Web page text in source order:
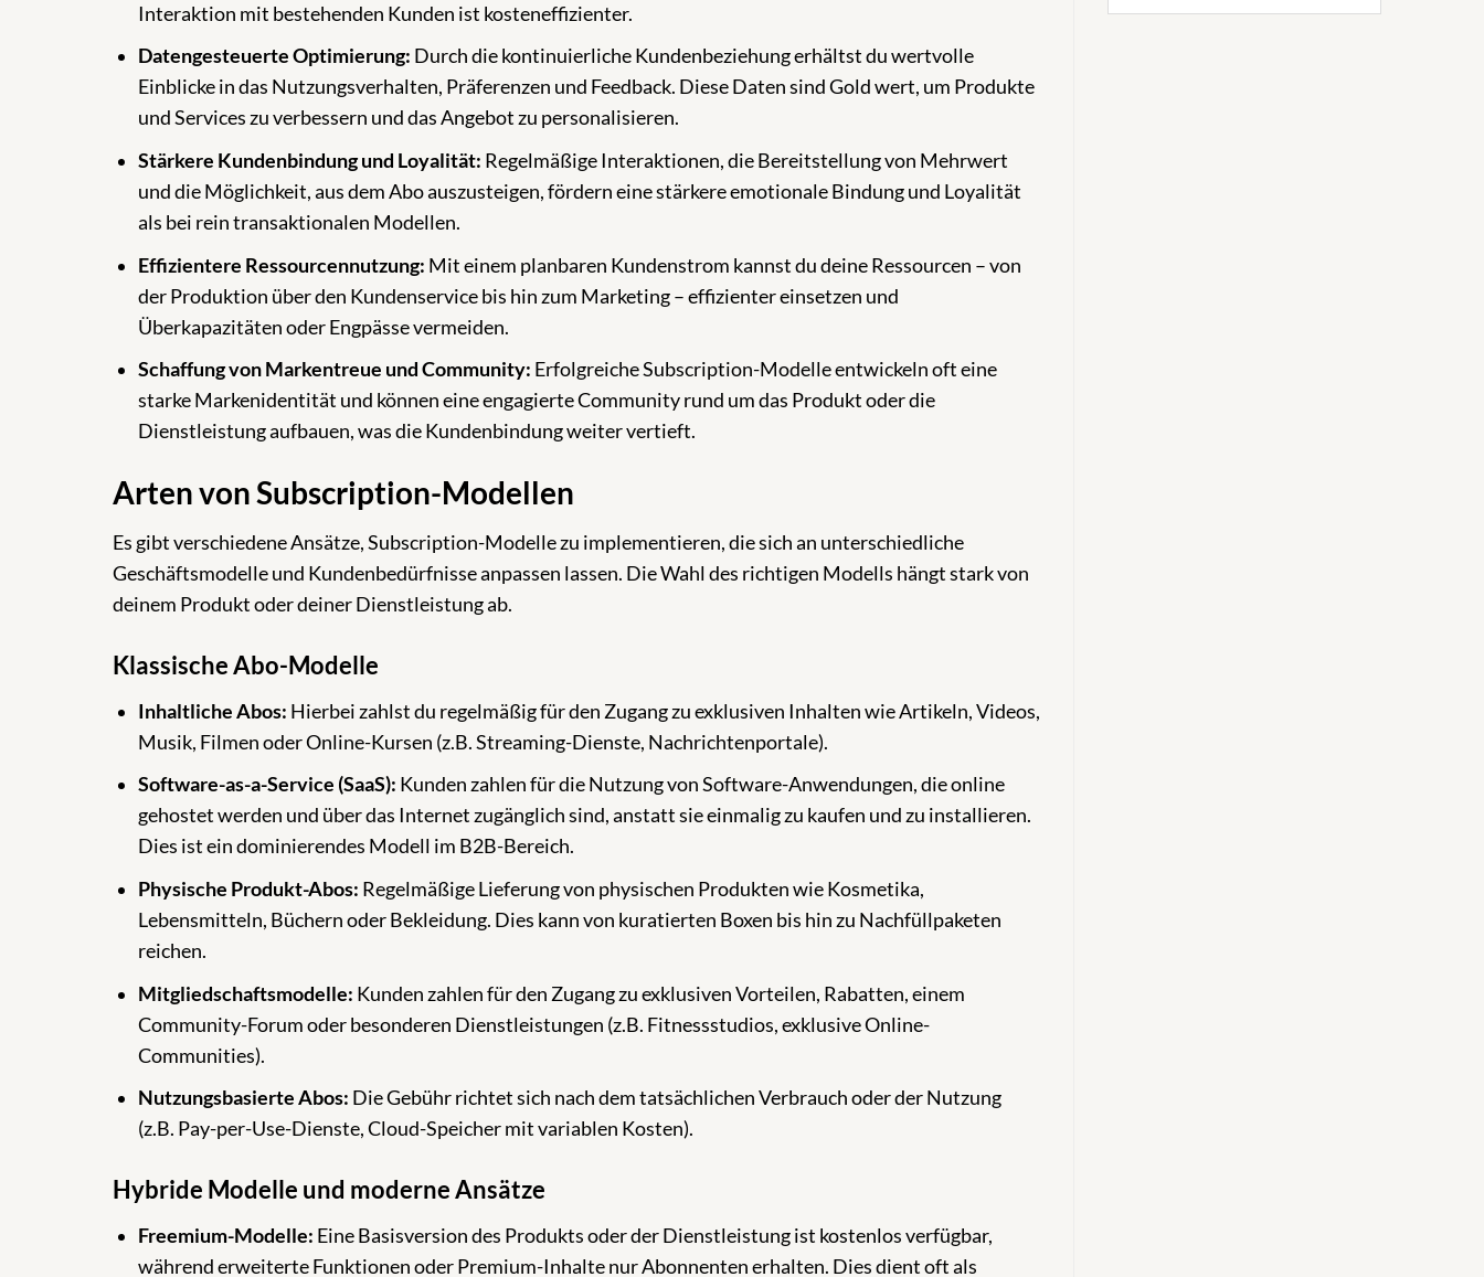
Interaktion mit bestehenden Kunden ist kosteneffizienter.
Datengesteuerte Optimierung: Durch die kontinuierliche Kundenbeziehung erhältst du wertvolle
Einblicke in das Nutzungsverhalten, Präferenzen und Feedback. Diese Daten sind Gold wert, um Produkte
und Services zu verbessern und das Angebot zu personalisieren.
Stärkere Kundenbindung und Loyalität: Regelmäßige Interaktionen, die Bereitstellung von Mehrwert
und die Möglichkeit, aus dem Abo auszusteigen, fördern eine stärkere emotionale Bindung und Loyalität
als bei rein transaktionalen Modellen.
Effizientere Ressourcennutzung: Mit einem planbaren Kundenstrom kannst du deine Ressourcen – von
der Produktion über den Kundenservice bis hin zum Marketing – effizienter einsetzen und
Überkapazitäten oder Engpässe vermeiden.
Schaffung von Markentreue und Community: Erfolgreiche Subscription-Modelle entwickeln oft eine
starke Markenidentität und können eine engagierte Community rund um das Produkt oder die
Dienstleistung aufbauen, was die Kundenbindung weiter vertieft.
Arten von Subscription-Modellen
Es gibt verschiedene Ansätze, Subscription-Modelle zu implementieren, die sich an unterschiedliche
Geschäftsmodelle und Kundenbedürfnisse anpassen lassen. Die Wahl des richtigen Modells hängt stark von
deinem Produkt oder deiner Dienstleistung ab.
Klassische Abo-Modelle
Inhaltliche Abos: Hierbei zahlst du regelmäßig für den Zugang zu exklusiven Inhalten wie Artikeln, Videos,
Musik, Filmen oder Online-Kursen (z.B. Streaming-Dienste, Nachrichtenportale).
Software-as-a-Service (SaaS): Kunden zahlen für die Nutzung von Software-Anwendungen, die online
gehostet werden und über das Internet zugänglich sind, anstatt sie einmalig zu kaufen und zu installieren.
Dies ist ein dominierendes Modell im B2B-Bereich.
Physische Produkt-Abos: Regelmäßige Lieferung von physischen Produkten wie Kosmetika,
Lebensmitteln, Büchern oder Bekleidung. Dies kann von kuratierten Boxen bis hin zu Nachfüllpaketen
reichen.
Mitgliedschaftsmodelle: Kunden zahlen für den Zugang zu exklusiven Vorteilen, Rabatten, einem
Community-Forum oder besonderen Dienstleistungen (z.B. Fitnessstudios, exklusive Online-
Communities).
Nutzungsbasierte Abos: Die Gebühr richtet sich nach dem tatsächlichen Verbrauch oder der Nutzung
(z.B. Pay-per-Use-Dienste, Cloud-Speicher mit variablen Kosten).
Hybride Modelle und moderne Ansätze
Freemium-Modelle: Eine Basisversion des Produkts oder der Dienstleistung ist kostenlos verfügbar,
während erweiterte Funktionen oder Premium-Inhalte nur Abonnenten erhalten. Dies dient oft als